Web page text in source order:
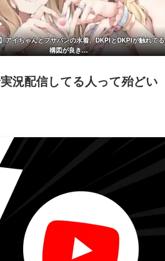
アイちゃんとフサパンの水着、DKPIとDKPIが触れてる
構図が良き…
況配信してる人って殆どい